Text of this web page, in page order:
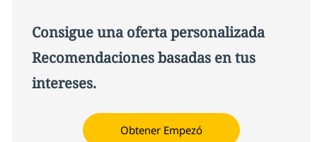
Consigue una oferta personalizada
Recomendaciones basadas en tus
intereses.
Obtener Empezó